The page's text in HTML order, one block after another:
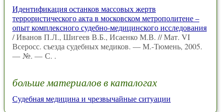
Идентификация останков массовых жертв
террористического акта в московском метрополитене –
опыт комплексного судебно-медицинского исследования
/ Иванов П.Л., Шигеев В.Б., Исаенко М.В. // Мат. VI
Всеросс. съезда судебных медиков. — М.-Тюмень, 2005.
— №. — С. .
больше материалов в каталогах
Судебная медицина и чрезвычайные ситуации